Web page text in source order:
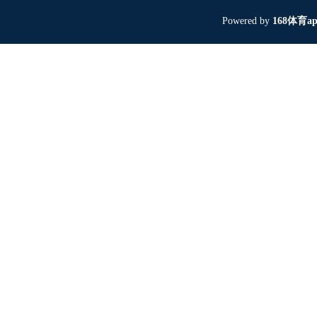
Powered by 168体育